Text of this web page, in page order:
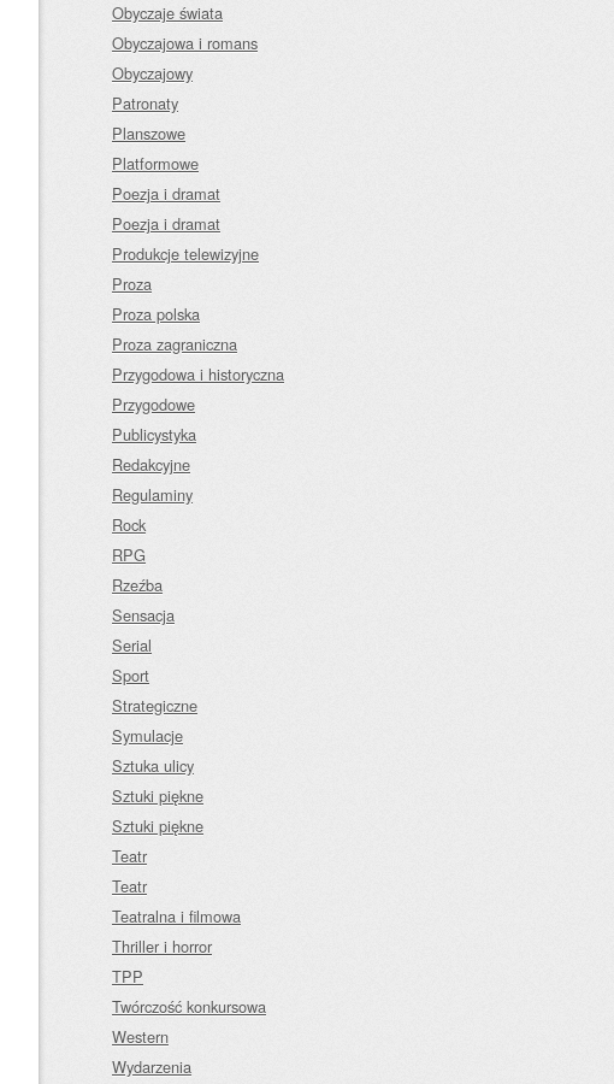
Obyczaje świata
Obyczajowa i romans
Obyczajowy
Patronaty
Planszowe
Platformowe
Poezja i dramat
Poezja i dramat
Produkcje telewizyjne
Proza
Proza polska
Proza zagraniczna
Przygodowa i historyczna
Przygodowe
Publicystyka
Redakcyjne
Regulaminy
Rock
RPG
Rzeźba
Sensacja
Serial
Sport
Strategiczne
Symulacje
Sztuka ulicy
Sztuki piękne
Sztuki piękne
Teatr
Teatr
Teatralna i filmowa
Thriller i horror
TPP
Twórczość konkursowa
Western
Wydarzenia